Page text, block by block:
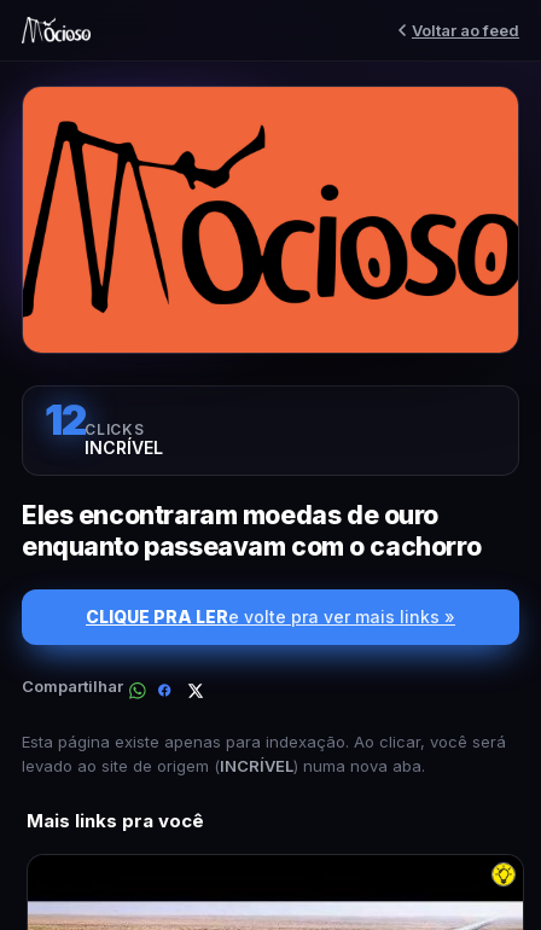
Voltar ao feed
12CLICKS
INCRÍVEL
Eles encontraram moedas de ouro
enquanto passeavam com o cachorro
CLIQUE PRA LERe volte pra ver mais links »
Compartilhar
Esta página existe apenas para indexação. Ao clicar, você será
levado ao site de origem (INCRÍVEL) numa nova aba.
Mais links pra você